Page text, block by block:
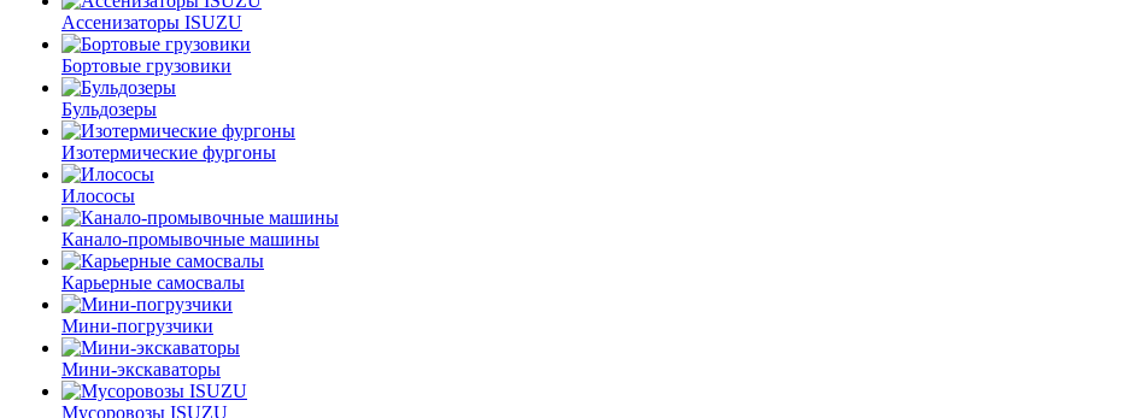
Ассенизаторы ISUZU
Бортовые грузовики
Бульдозеры
Изотермические фургоны
Илососы
Канало-промывочные машины
Карьерные самосвалы
Мини-погрузчики
Мини-экскаваторы
Мусоровозы ISUZU